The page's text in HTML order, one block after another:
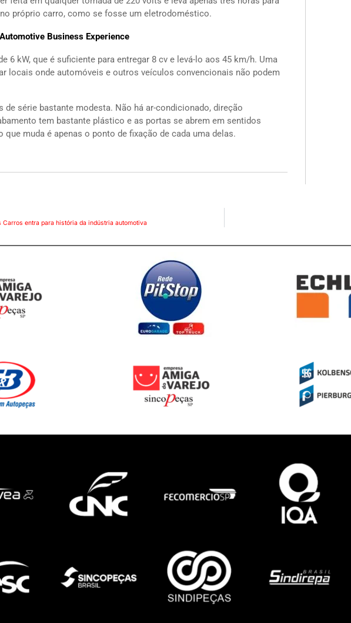
próprio carro, como se fosse um eletrodoméstico.
Business Experience
6 kW, que é suficiente para entregar 8 cv e levá-lo aos 45 km/h. Uma
locais onde automóveis e outros veículos convencionais não podem
de série bastante modesta. Não há ar-condicionado, direção
tem bastante plástico e as portas se abrem em sentidos
muda é apenas o ponto de fixação de cada uma delas.
Carros entra para história da indústria automotiva